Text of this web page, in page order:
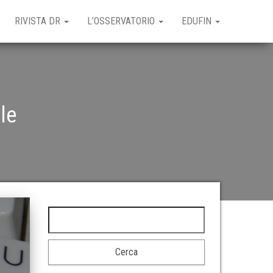
RIVISTA DR L’OSSERVATORIO EDUFIN